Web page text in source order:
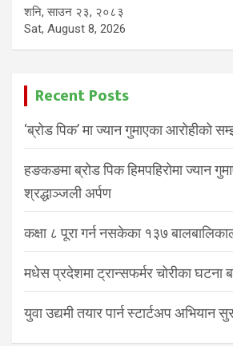
शनि, साउन २३, २०८३
Sat, August 8, 2026
Recent Posts
‘ब्रोड पिक’ मा ज्यान गुमाएका आरोहीको
हङकङमा ब्रोड पिक हिमपहिरोमा ज्यान
श्रद्धाञ्जली अर्पण
कक्षा ८ पूरा गर्न नसकेका १३७
मधेस प्रदेशमा ट्रान्सफर्मर चोरीका घटना
युवा उद्यमी तयार पार्न स्टार्टअप अभियान